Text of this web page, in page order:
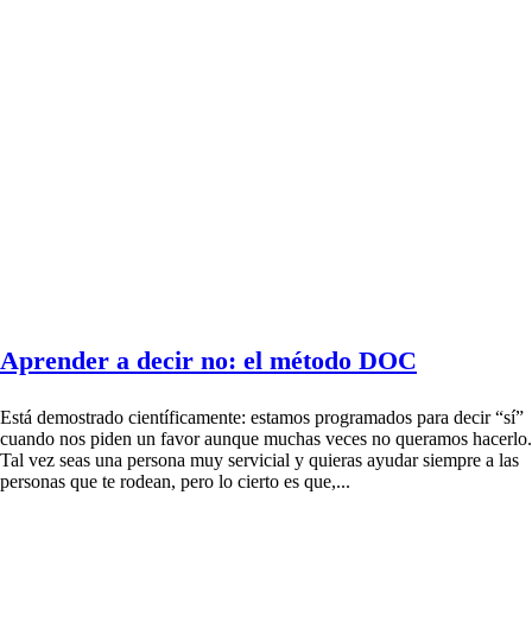
Aprender a decir no: el método DOC
Está demostrado científicamente: estamos programados para decir “sí”
cuando nos piden un favor aunque muchas veces no queramos hacerlo.
Tal vez seas una persona muy servicial y quieras ayudar siempre a las
personas que te rodean, pero lo cierto es que,...